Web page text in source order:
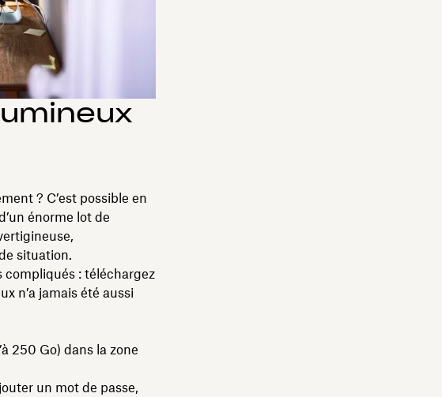
? C’est possible en
énorme lot de
situation.
: téléchargez
n’a jamais été aussi
250 Go) dans la zone
un mot de passe,